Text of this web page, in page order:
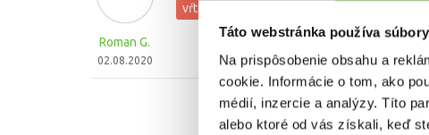
Táto webstránka používa
Na prispôsobenie obsahu a
cookie. Informácie o tom, ako
médií, inzercie a analýzy. Títo
alebo ktoré od vás získali, keď
Roman G.
02.08.2020
vŕtanie